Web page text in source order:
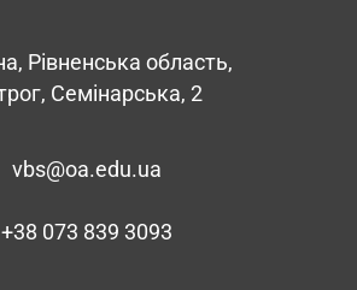
Рівненська область,
Семінарська, 2
vbs@oa.edu.ua
+38 073 839 3093